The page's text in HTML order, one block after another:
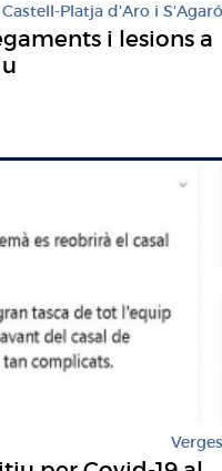
Castell-Platja d'Aro i S'Agaró
i lesions a
Verges